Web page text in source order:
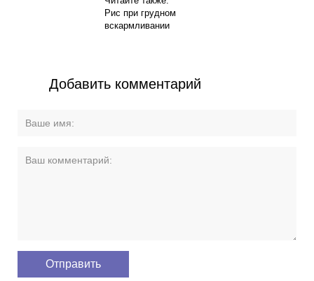
Рис при грудном
вскармливании
Добавить комментарий